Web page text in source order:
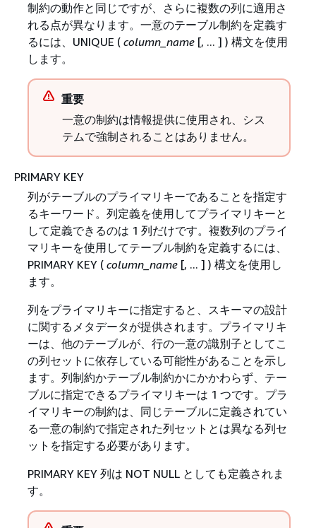
制約の動作と同じですが、さらに複数の列に適用さ
れる点が異なります。一意のテーブル制約を定義す
るには、UNIQUE ( column_name[, ... ] ) 構文を使用
します。
重要
一意の制約は情報提供に使用され、シス
テムで強制されることはありません。
PRIMARY KEY
列がテーブルのプライマリキーであることを指定す
るキーワード。列定義を使用してプライマリキーと
して定義できるのは 1 列だけです。複数列のプライ
マリキーを使用してテーブル制約を定義するには、
PRIMARY KEY ( column_name[, ... ] ) 構文を使用し
ます。
列をプライマリキーに指定すると、スキーマの設計
に関するメタデータが提供されます。プライマリキ
ーは、他のテーブルが、行の一意の識別子としてこ
の列セットに依存している可能性があることを示し
ます。列制約かテーブル制約かにかかわらず、テー
ブルに指定できるプライマリキーは 1 つです。プラ
イマリキーの制約は、同じテーブルに定義されてい
る一意の制約で指定された列セットとは異なる列セ
ットを指定する必要があります。
PRIMARY KEY 列は NOT NULL としても定義されま
す。